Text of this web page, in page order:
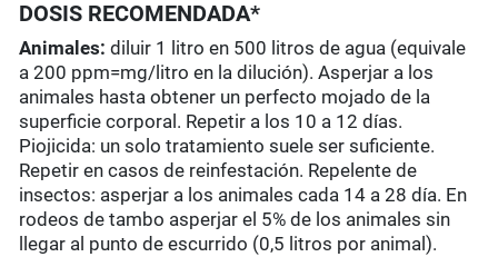
DOSIS RECOMENDADA*
Animales: diluir 1 litro en 500 litros de agua (equivale
a 200 ppm=mg/litro en la dilución). Asperjar a los
animales hasta obtener un perfecto mojado de la
superficie corporal. Repetir a los 10 a 12 días.
Piojicida: un solo tratamiento suele ser suficiente.
Repetir en casos de reinfestación. Repelente de
insectos: asperjar a los animales cada 14 a 28 día. En
rodeos de tambo asperjar el 5% de los animales sin
llegar al punto de escurrido (0,5 litros por animal).